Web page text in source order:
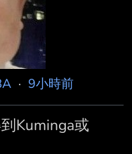
· 9小時前
Kuminga或